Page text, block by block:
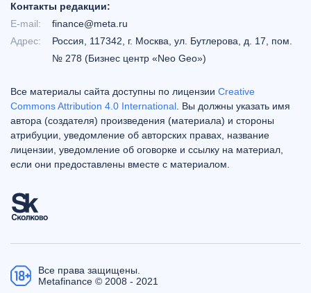
Контакты редакции:
E-mail:
finance@meta.ru
Адрес:
Россия, 117342, г. Москва, ул. Бутлерова, д. 17, пом.
№ 278 (Бизнес центр «Neo Geo»)
Все материалы сайта доступны по лицензии Creative
Commons Attribution 4.0 International . Вы должны указать имя
автора (создателя) произведения (материала) и стороны
атрибуции, уведомление об авторских правах, название
лицензии, уведомление об оговорке и ссылку на материал,
если они предоставлены вместе с материалом.
Все права защищены.
Metafinance © 2008 - 2021